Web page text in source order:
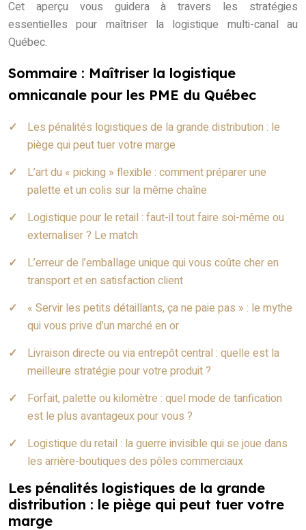
Cet aperçu vous guidera à travers les stratégies
essentielles pour maîtriser la logistique multi-canal au
Québec.
Sommaire : Maîtriser la logistique
omnicanale pour les PME du Québec
Les pénalités logistiques de la grande distribution : le
piège qui peut tuer votre marge
L’art du « picking » flexible : comment préparer une
palette et un colis sur la même chaîne
Logistique pour le retail : faut-il tout faire soi-même ou
externaliser ? Le match
L’erreur de l’emballage unique qui vous coûte cher en
transport et en satisfaction client
« Servir les petits détaillants, ça ne paie pas » : le mythe
qui vous prive d’un marché en or
Livraison directe ou via entrepôt central : quelle est la
meilleure stratégie pour votre produit ?
Forfait, palette ou kilomètre : quel mode de tarification
est le plus avantageux pour vous ?
Logistique du retail : la guerre invisible qui se joue dans
les arrière-boutiques des pôles commerciaux
Les pénalités logistiques de la grande
distribution : le piège qui peut tuer votre
marge